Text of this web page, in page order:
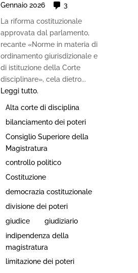
Gennaio 2026
3
La riforma costituzionale
approvata dal parlamento,
recante «Norme in materia di
ordinamento giurisdizionale e
di istituzione della Corte
disciplinare», cela dietro...
Leggi tutto.
Alta corte di disciplina
bilanciamento dei poteri
Consiglio Superiore della
Magistratura
controllo politico
Costituzione
democrazia costituzionale
divisione dei poteri
giudice
giudiziario
indipendenza della
magistratura
limitazione dei poteri